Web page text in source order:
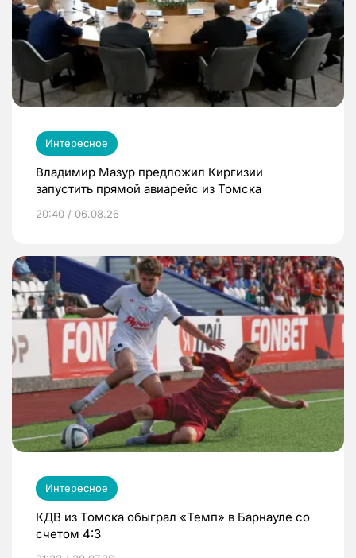
Интересное
Владимир Мазур предложил Киргизии
запустить прямой авиарейс из Томска
20:40 / 06.08.26
Интересное
КДВ из Томска обыграл «Темп» в Барнауле со
счетом 4:3